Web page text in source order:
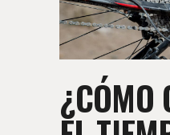
¿CÓMO